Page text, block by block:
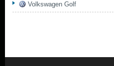
Volkswagen Golf